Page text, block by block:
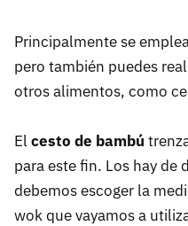
Principalmente se
pero también puedes
otros alimentos, como
El cesto de bambú
para este fin. Los hay de
debemos escoger la
wok que vayamos a